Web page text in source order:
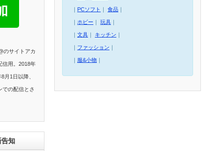
のサイトアカ
信用。2018年
月1日以降、
での配信とさ
告知
｜ PCソフト ｜ 食品 ｜
｜ ホビー ｜ 玩具 ｜
｜ 文具 ｜ キッチン ｜
｜ ファッション ｜
｜ 服&小物 ｜